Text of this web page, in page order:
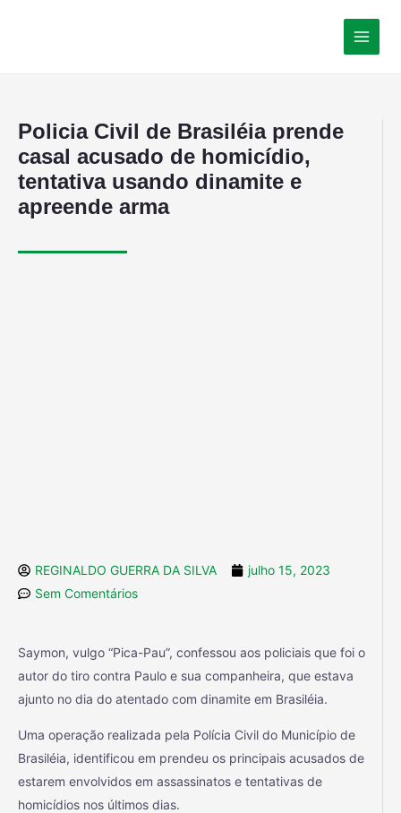
Policia Civil de Brasiléia prende
casal acusado de homicídio,
tentativa usando dinamite e
apreende arma
REGINALDO GUERRA DA SILVA
julho 15, 2023
Sem Comentários
Saymon, vulgo “Pica-Pau”, confessou aos policiais que foi o
autor do tiro contra Paulo e sua companheira, que estava
ajunto no dia do atentado com dinamite em Brasiléia.
Uma operação realizada pela Polícia Civil do Município de
Brasiléia, identificou em prendeu os principais acusados de
estarem envolvidos em assassinatos e tentativas de
homicídios nos últimos dias.